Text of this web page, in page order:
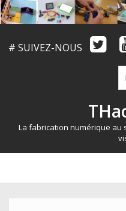
# SUIVEZ-NOUS
La fabrication numérique au
LE